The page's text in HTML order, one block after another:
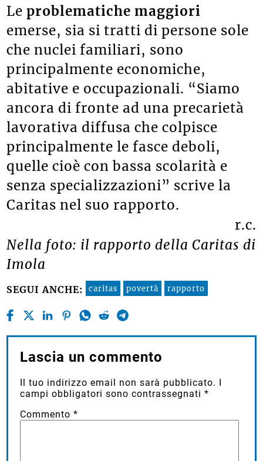
Leproblematiche maggiori
emerse, sia si tratti di persone sole
che nuclei familiari, sono
principalmente economiche,
abitative e occupazionali. “Siamo
ancora di fronte ad una precarietà
lavorativa diffusa che colpisce
principalmente le fasce deboli,
quelle cioè con bassa scolarità e
senza specializzazioni” scrive la
Caritas nel suo rapporto.
r.c.
Nella foto: il rapporto della Caritas di
Imola
SEGUI ANCHE: caritas povertà rapporto
Lascia un commento
Il tuo indirizzo email non sarà pubblicato. I
campi obbligatori sono contrassegnati*
Commento*